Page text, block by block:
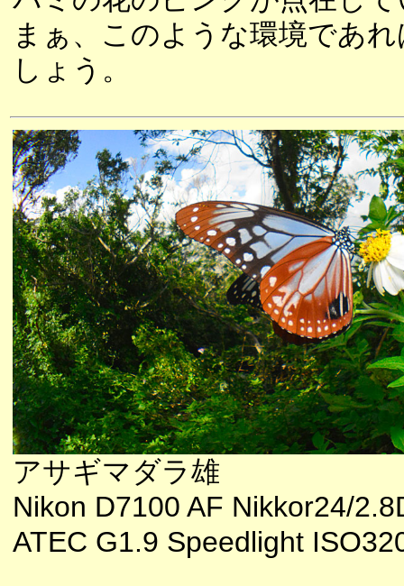
まぁ、このような環境であ
しょう。
アサギマダラ雄
Nikon D7100 AF Nikkor24/
ATEC G1.9 Speedlight